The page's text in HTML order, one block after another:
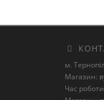
м.
Магазин:
Час